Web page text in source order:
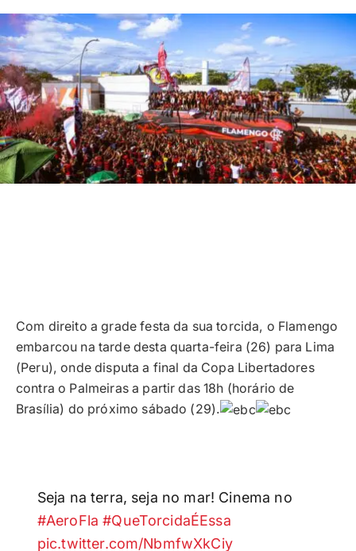
Com direito a grade festa da sua torcida, o Flamengo
embarcou na tarde desta quarta-feira (26) para Lima
(Peru), onde disputa a final da Copa Libertadores
contra o Palmeiras a partir das 18h (horário de
Brasília) do próximo sábado (29).
Seja na terra, seja no mar! Cinema no
#AeroFla #QueTorcidaÉEssa
pic.twitter.com/NbmfwXkCiy